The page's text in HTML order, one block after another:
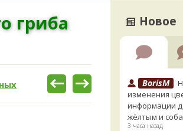
гриба
Новое
BorisM
изменения
информации
жёлтым и
3 часа назад